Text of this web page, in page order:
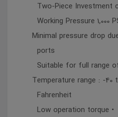
• Minimal pressure drop
ports
• Temperature range : -40
Fahrenheit
• Low operation torque